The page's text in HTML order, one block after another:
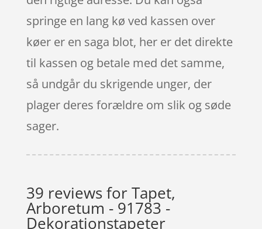
springe en lang kø ved kassen over
køer er en saga blot, her er det direkte
til kassen og betale med det samme,
så undgår du skrigende unger, der
plager deres forældre om slik og søde
sager.
39 reviews forTapet,
Arboretum - 91783 -
Dekorationstapeter